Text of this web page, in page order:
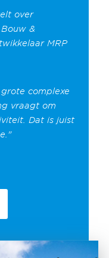
over
Bouw &
MRP
complexe
vraagt om
Dat is juist